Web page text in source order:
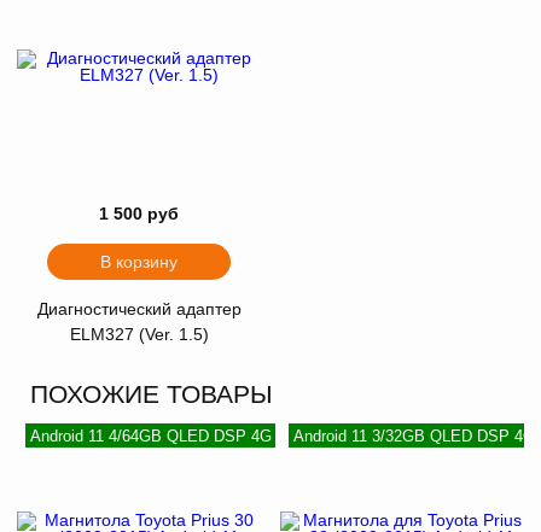
1 500 руб
В корзину
Диагностический адаптер
ELM327 (Ver. 1.5)
ПОХОЖИЕ ТОВАРЫ
Android 11 4/64GB QLED DSP 4G Android 11 3/32GB QLED DSP 4G